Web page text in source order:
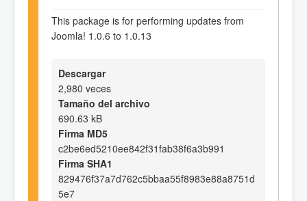
This package is for performing updates from
Joomla! 1.0.6 to 1.0.13
Descargar
2,980 veces
Tamaño del archivo
690.63 kB
Firma MD5
c2be6ed5210ee842f31fab38f6a3b991
Firma SHA1
829476f37a7d762c5bbaa55f8983e88a8751d
5e7